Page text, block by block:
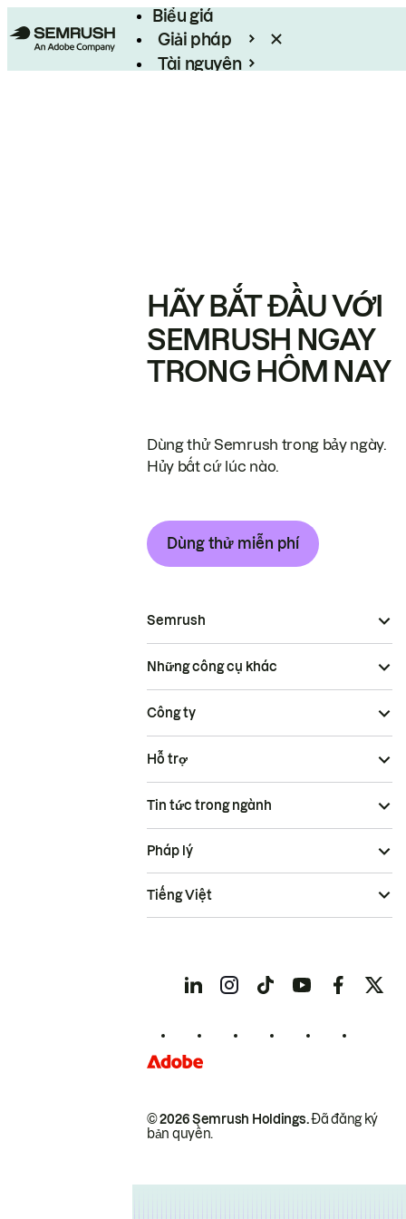
Biểu giá
Giải pháp
Tài nguyên
HÃY BẮT ĐẦU VỚI
SEMRUSH NGAY
TRONG HÔM NAY
Dùng thử Semrush trong bảy ngày.
Hủy bất cứ lúc nào.
Dùng thử miễn phí
Semrush
Những công cụ khác
Công ty
Hỗ trợ
Tin tức trong ngành
© 2026 Semrush Holdings.Đã đăng ký
bản quyền.
Pháp lý
Tiếng Việt